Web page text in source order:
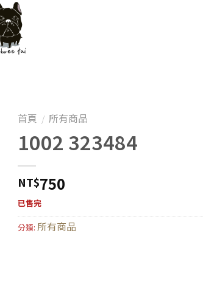
首頁 / 所有商品
1002 323484
NT$750
已售完
分類: 所有商品